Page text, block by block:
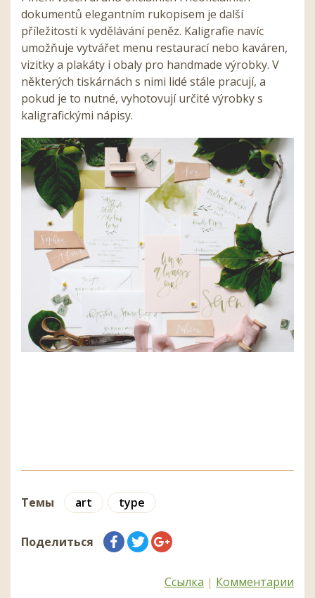
dokumentů elegantním rukopisem je další
příležitostí k vydělávání peněz. Kaligrafie navíc
umožňuje vytvářet menu restaurací nebo kaváren,
vizitky a plakáty i obaly pro handmade výrobky. V
některých tiskárnách s nimi lidé stále pracují, a
pokud je to nutné, vyhotovují určité výrobky s
kaligrafickými nápisy.
Темы art type
Поделиться
Ссылка | Комментарии